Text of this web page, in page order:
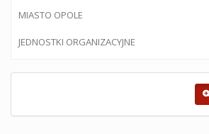
MIASTO OPOLE
JEDNOSTKI ORGANIZACYJNE